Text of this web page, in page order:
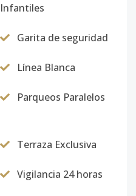
Infantiles
Garita de seguridad
Línea Blanca
Parqueos Paralelos
Terraza Exclusiva
Vigilancia 24 horas